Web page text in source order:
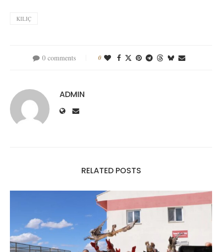
KILIÇ
0 comments 0
ADMIN
RELATED POSTS